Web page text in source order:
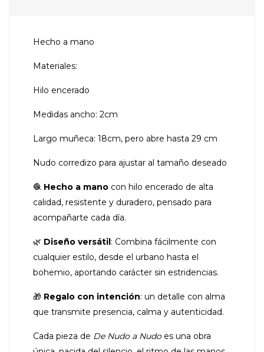
Hecho a mano
Materiales:
Hilo encerado
Medidas ancho: 2cm
Largo muñeca: 18cm, pero abre hasta 29 cm
Nudo corredizo para ajustar al tamaño deseado
🧶 Hecho a mano con hilo encerado de alta
calidad, resistente y duradero, pensado para
acompañarte cada día.
🌿 Diseño versátil: Combina fácilmente con
cualquier estilo, desde el urbano hasta el
bohemio, aportando carácter sin estridencias.
🎁 Regalo con intención: un detalle con alma
que transmite presencia, calma y autenticidad.
Cada pieza de De Nudo a Nudoes una obra